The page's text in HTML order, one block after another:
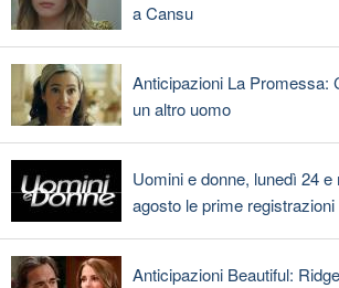
a Cansu
Anticipazioni La Promessa:
un altro uomo
Uomini e donne, lunedì 24
agosto le prime registrazioni
Anticipazioni Beautiful: